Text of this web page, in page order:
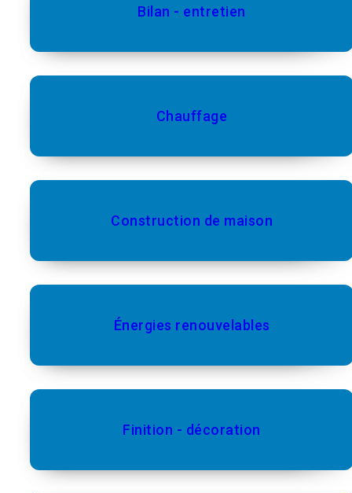
Bilan - entretien
Chauffage
Construction de maison
Énergies renouvelables
Finition - décoration